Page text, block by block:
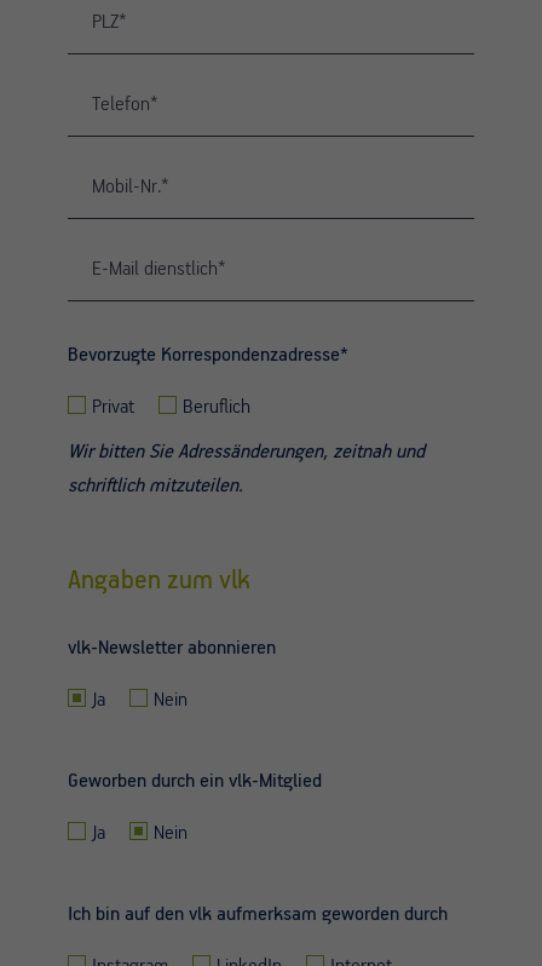
Bevorzugte Korrespondenzadresse*
Privat Beruflich
Wir bitten Sie Adressänderungen, zeitnah und
schriftlich mitzuteilen.
Angaben zum vlk
vlk-Newsletter abonnieren
Ja Nein
Geworben durch ein vlk-Mitglied
Ja Nein
Ich bin auf den vlk aufmerksam geworden durch